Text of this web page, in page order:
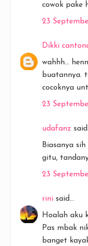
cowok pake
23
Dikki
wahhh...
buatannya.
cocoknya
23
udafanz
Biasanya
gitu,
23
rini said...
Hoalah aku
Pas mbak
banget